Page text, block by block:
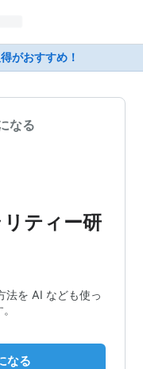
がおすすめ！
なる
ティー研
法を AI なども使っ
なる